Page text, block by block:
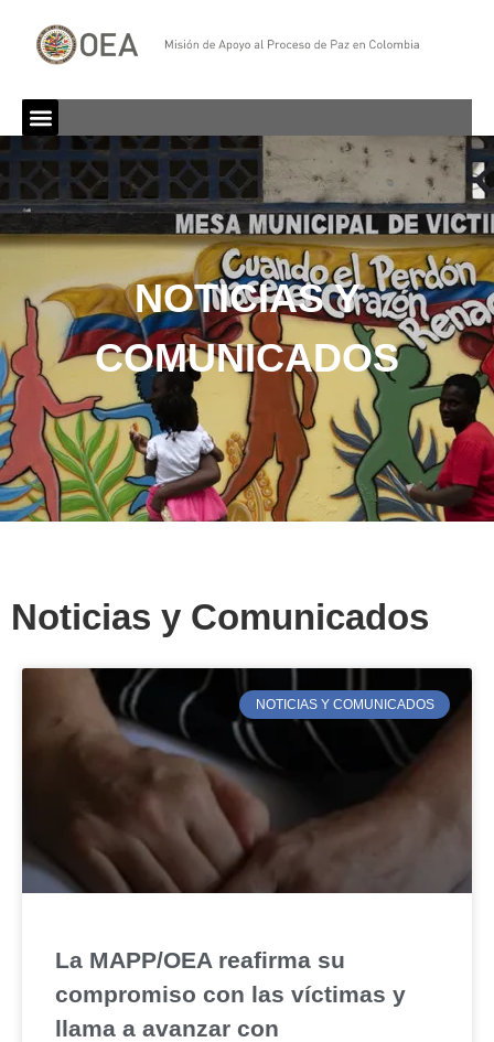
NOTICIAS Y
COMUNICADOS
Noticias y Comunicados
NOTICIAS Y COMUNICADOS
La MAPP/OEA reafirma su
compromiso con las víctimas y
llama a avanzar con